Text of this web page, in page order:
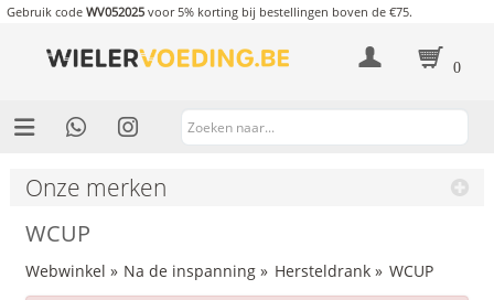
Gebruik code WV052025voor 5% korting bij bestellingen boven de €75.
0
Onze merken
WCUP
Webwinkel » Na de inspanning » Hersteldrank» WCUP